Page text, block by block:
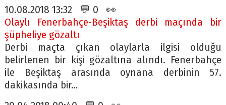
10.08.2018 13:32 💬 0 👀
Olaylı Fenerbahçe-Beşiktaş derbi maçında bir
şüpheliye gözaltı
Derbi maçta çıkan olaylarla ilgisi olduğu
belirlenen bir kişi gözaltına alındı. Fenerbahçe
ile Beşiktaş arasında oynana derbinin 57.
dakikasında bir…